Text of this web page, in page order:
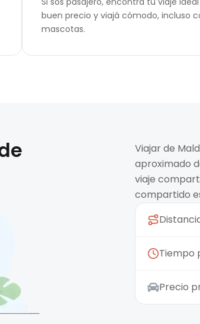
buen precio y viajá cómodo, incluso
mascotas.
Viajar de
aproximado
viaje
compartido
Tiempo
Precio